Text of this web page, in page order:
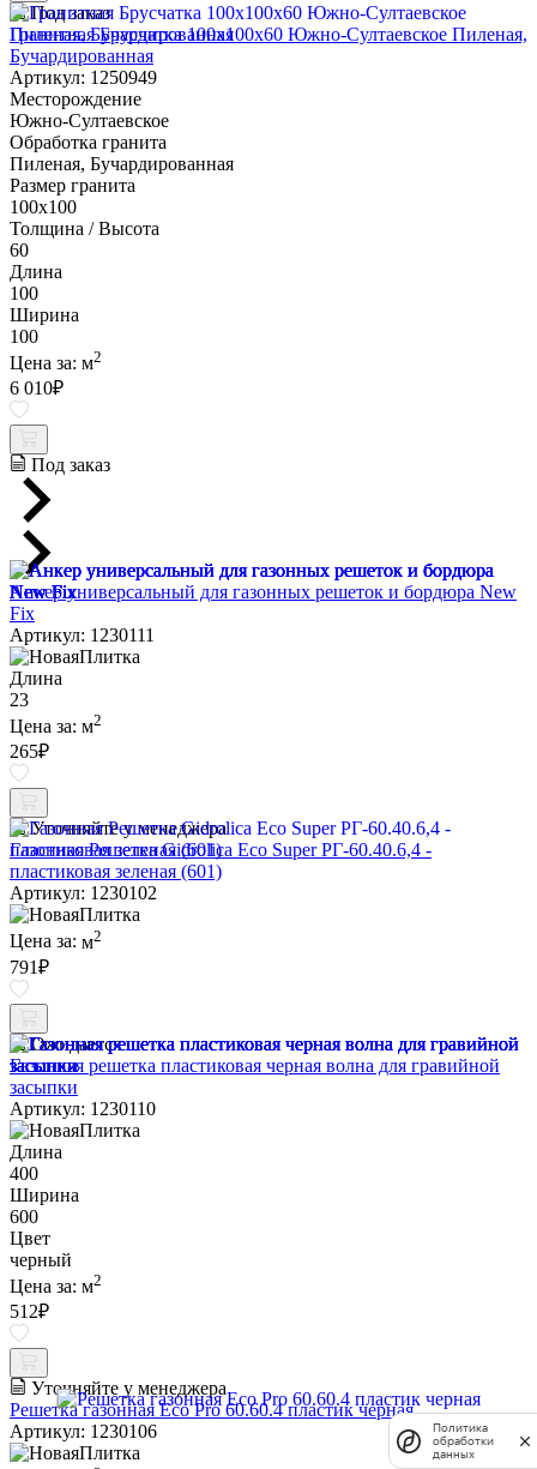
Под заказ
Гранитная Брусчатка 100х100x60 Южно-Султаевское Пиленая,
Бучардированная
Артикул: 1250949
Месторождение
Южно-Султаевское
Обработка гранита
Пиленая, Бучардированная
Размер гранита
100х100
Толщина / Высота
60
Длина
100
Ширина
100
Цена за: м2
6 010₽
Под заказ
Анкер универсальный для газонных решеток и бордюра New
Fix
Артикул: 1230111
Длина
23
Цена за: м2
265₽
Уточняйте у менеджера
Газонная Решетка Gidrolica Eco Super РГ-60.40.6,4 -
пластиковая зеленая (601)
Артикул: 1230102
Цена за: м2
791₽
Ожидается
Газонная решетка пластиковая черная волна для гравийной
засыпки
Артикул: 1230110
Длина
400
Ширина
600
Цвет
черный
Цена за: м2
512₽
Уточняйте у менеджера
Решетка газонная Eco Pro 60.60.4 пластик черная
Артикул: 1230106
Политика
обработки
данных